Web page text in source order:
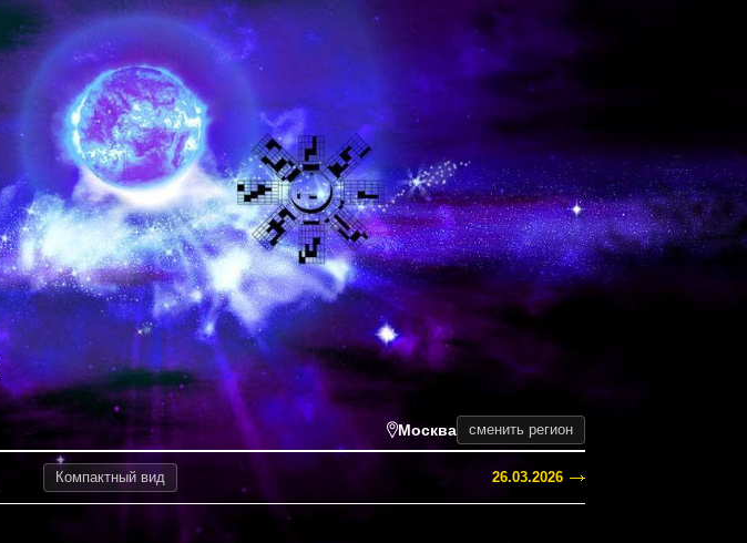
Москва сменить регион
Компактный вид 26.03.2026